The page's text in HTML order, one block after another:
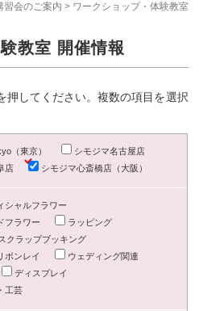
習会のご案内 > ワークショップ・体験教室
教室 開催情報
押してください。複数の項目を選択
（東京）
シモジマ名古屋店
店
シモジマ心斎橋店（大阪）
シャルフラワー
フラワー
ラッピング
クラップブッキング
ボンレイ
ウェディング関連
ディスプレイ
工芸